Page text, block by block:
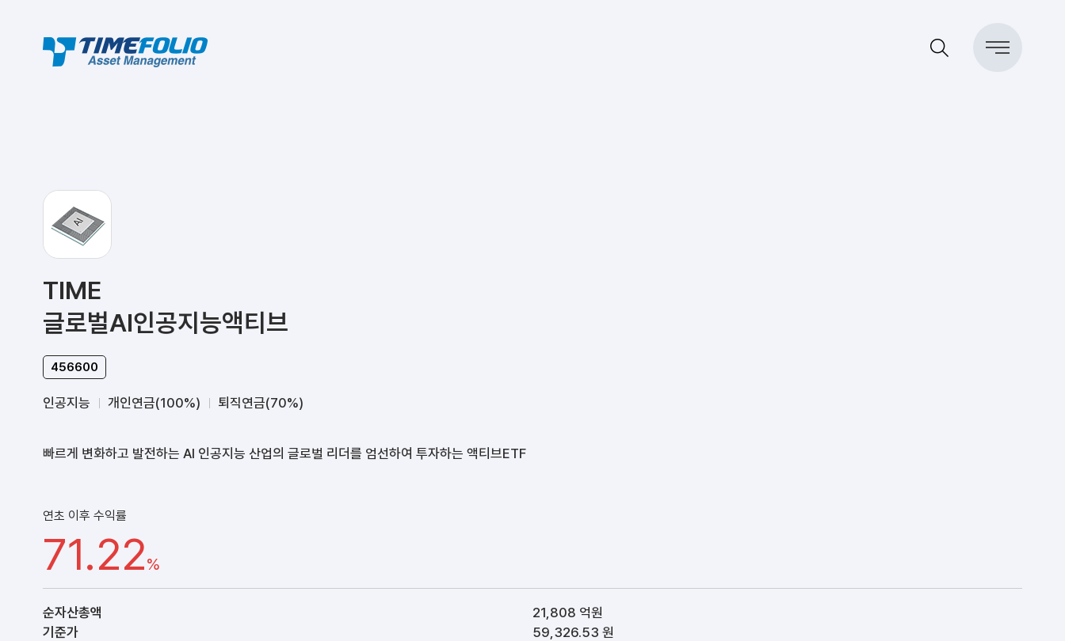
TIME
글로벌AI인공지능액티브
456600
인공지능 개인연금(100%) 퇴직연금(70%)
빠르게 변화하고 발전하는 AI 인공지능 산업의 글로벌 리더를 엄선하여 투자하는 액티브ETF
연초 이후 수익률
71.22%
순자산총액
21,808 억원
기준가
59,326.53 원